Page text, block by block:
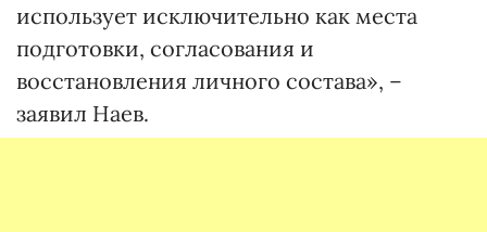
использует исключительно как места
подготовки, согласования и
восстановления личного состава», –
заявил Наев.